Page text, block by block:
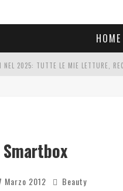
HOME
Marzo 2012 Beauty